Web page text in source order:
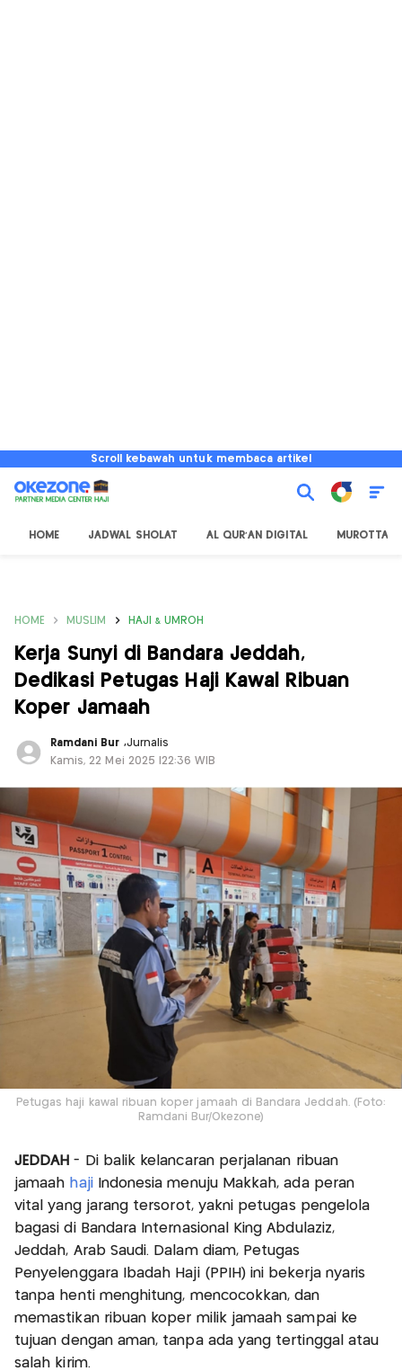
Scroll kebawah untuk membaca artikel
HOME JADWAL SHOLAT AL QUR'AN DIGITAL MUROTTAL
HOME MUSLIM HAJI & UMROH
Kerja Sunyi di Bandara Jeddah,
Dedikasi Petugas Haji Kawal Ribuan
Koper Jamaah
Ramdani Bur ,Jurnalis
Kamis, 22 Mei 2025 |22:36 WIB
Petugas haji kawal ribuan koper jamaah di Bandara Jeddah. (Foto:
Ramdani Bur/Okezone)
JEDDAH- Di balik kelancaran perjalanan ribuan
jamaah hajiIndonesia menuju Makkah, ada peran
vital yang jarang tersorot, yakni petugas pengelola
bagasi di Bandara Internasional King Abdulaziz,
Jeddah, Arab Saudi. Dalam diam, Petugas
Penyelenggara Ibadah Haji (PPIH) ini bekerja nyaris
tanpa henti menghitung, mencocokkan, dan
memastikan ribuan koper milik jamaah sampai ke
tujuan dengan aman, tanpa ada yang tertinggal atau
salah kirim.